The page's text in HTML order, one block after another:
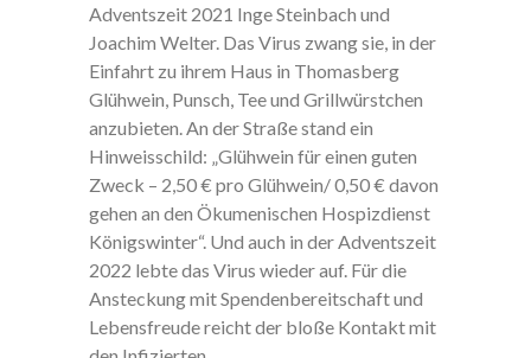
Adventszeit 2021 Inge Steinbach und
Joachim Welter. Das Virus zwang sie, in der
Einfahrt zu ihrem Haus in Thomasberg
Glühwein, Punsch, Tee und Grillwürstchen
anzubieten. An der Straße stand ein
Hinweisschild: „Glühwein für einen guten
Zweck – 2,50 € pro Glühwein/ 0,50 € davon
gehen an den Ökumenischen Hospizdienst
Königswinter“. Und auch in der Adventszeit
2022 lebte das Virus wieder auf. Für die
Ansteckung mit Spendenbereitschaft und
Lebensfreude reicht der bloße Kontakt mit